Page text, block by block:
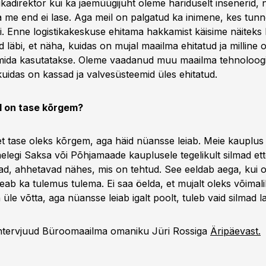
kui ka jaemüügijuht oleme hariduselt insenerid,
me end ei lase. Aga meil on palgatud ka inimene, kes
Enne logistikakeskuse ehitama hakkamist käisime näiteks
läbi, et näha, kuidas on mujal maailma ehitatud ja milline
kasutatakse. Oleme vaadanud muu maailma
on kassad ja valvesüsteemid üles ehitatud.
on tase kõrgem?
tase oleks kõrgem, aga häid nüansse leiab. Meie
Saksa või Põhjamaade kauplusele tegelikult silmad
ahhetavad nähes, mis on tehtud. See eeldab aega, kui
ka tulemus tulema. Ei saa öelda, et mujalt oleks
võtta, aga nüansse leiab igalt poolt, tuleb vaid silmad
Büroomaailma omaniku Jüri Rossiga Äripäevast.